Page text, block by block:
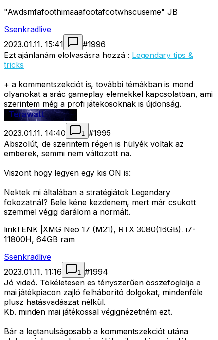
"Awdsmfafoothimaaafootafootwhscuseme" JB
Ssenkradlive
2023.01.11. 15:41
#1996
Ezt ajánlanám elolvasásra hozzá : Legendary tips &
tricks
+ a kommentszekciót is, további témákban is mond
olyanokat a srác gameplay elemekkel kapcsolatban, ami
szerintem még a profi játekosoknak is újdonság.
2023.01.11. 14:40 1 #1995
Abszolút, de szerintem régen is hülyék voltak az
emberek, semmi nem változott na.
Viszont hogy legyen egy kis ON is:
Nektek mi általában a stratégiátok Legendary
fokozatnál? Bele kéne kezdenem, mert már csukott
szemmel végig darálom a normált.
lirikTENK |XMG Neo 17 (M21), RTX 3080(16GB), i7-
11800H, 64GB ram
Ssenkradlive
2023.01.11. 11:16
1 #1994
Jó videó. Tökéletesen es tényszerűen összefoglalja a
mai játékpiacon zajló felháborító dolgokat, mindenféle
plusz hatásvadászat nélkül.
Kb. minden mai játékossal végignézetném ezt.
Bár a legtanulságosabb a kommentszekciót utána